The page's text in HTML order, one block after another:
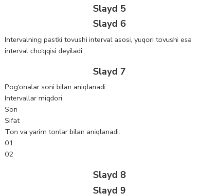
Slayd 5
Slayd 6
Intervalning pastki tovushi interval asosi, yuqori tovushi esa
interval cho‘qqisi deyiladi.
Slayd 7
Pog‘onalar soni bilan aniqlanadi.
Intervallar miqdori
Son
Sifat
Ton va yarim tonlar bilan aniqlanadi.
01
02
Slayd 8
Slayd 9